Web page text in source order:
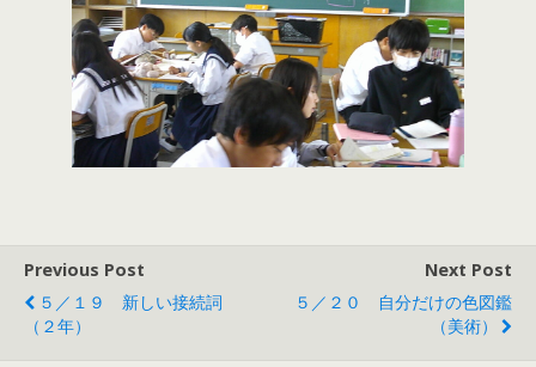
Previous Post
５／１９ 新しい接続詞
（２年）
Next Post
５／２０ 自分だけの色図鑑
（美術）